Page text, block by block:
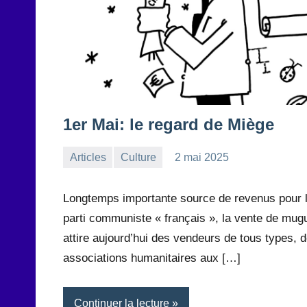
1er Mai: le regard de Miège
Articles Culture
2 mai 2025
Longtemps importante source de revenus pour
parti communiste « français », la vente de
attire aujourd’hui des vendeurs de tous types,
associations humanitaires aux […]
Continuer la lecture